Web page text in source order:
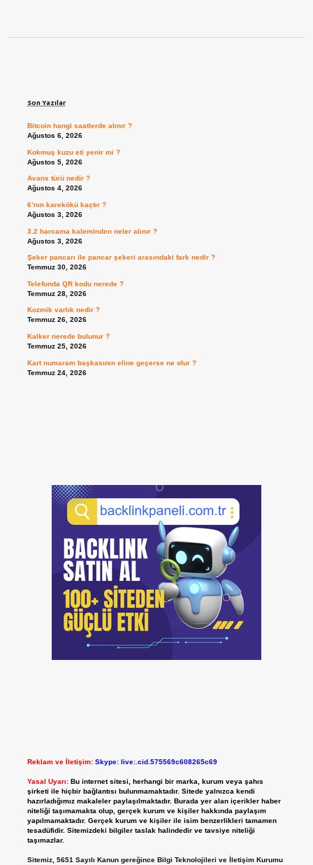
Son Yazılar
Bitcoin hangi saatlerde alınır ?
Ağustos 6, 2026
Kokmuş kuzu eti yenir mi ?
Ağustos 5, 2026
Avans türü nedir ?
Ağustos 4, 2026
6’nın karekökü kaçtır ?
Ağustos 3, 2026
3.2 harcama kaleminden neler alınır ?
Ağustos 3, 2026
Şeker pancarı ile pancar şekeri arasındaki fark nedir ?
Temmuz 30, 2026
Telefonda QR kodu nerede ?
Temmuz 28, 2026
Kozmik varlık nedir ?
Temmuz 26, 2026
Kalker nerede bulunur ?
Temmuz 25, 2026
Kart numaram başkasının eline geçerse ne olur ?
Temmuz 24, 2026
Reklam ve İletişim: Skype: live:.cid.575569c608265c69
Yasal Uyarı: Bu internet sitesi, herhangi bir marka, kurum veya şahıs
şirketi ile hiçbir bağlantısı bulunmamaktadır. Sitede yalnızca kendi
hazırladığımız makaleler paylaşılmaktadır. Burada yer alan içerikler haber
niteliği taşımamakta olup, gerçek kurum ve kişiler hakkında paylaşım
yapılmamaktadır. Gerçek kurum ve kişiler ile isim benzerlikleri tamamen
tesadüfidir. Sitemizdeki bilgiler taslak halindedir ve tavsiye niteliği
taşımazlar.
Sitemiz, 5651 Sayılı Kanun gereğince Bilgi Teknolojileri ve İletişim Kurumu